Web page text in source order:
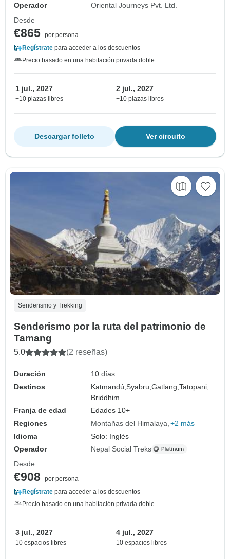
Operador
Oriental Journeys Pvt. Ltd.
Desde
€865 por persona
Regístrate para acceder a los descuentos
Precio basado en una habitación privada doble
1 jul., 2027
+10 plazas libres
2 jul., 2027
+10 plazas libres
Ver circuito
Descargar folleto
Senderismo y Trekking
Senderismo por la ruta del patrimonio de
Tamang
5.0 (2 reseñas)
Duración
10 días
Destinos
Katmandú,Syabru,Gatlang,Tatopani,
Briddhim
Franja de edad
Edades 10+
Regiones
Montañas del Himalaya +2 más
Idioma
Solo: Inglés
Operador
Nepal Social Treks
Desde
€908
por persona
Regístrate para acceder a los descuentos
Precio basado en una habitación privada doble
3 jul., 2027
10 espacios libres
4 jul., 2027
10 espacios libres